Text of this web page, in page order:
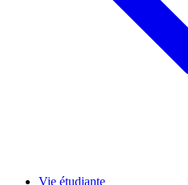
Vie étudiante